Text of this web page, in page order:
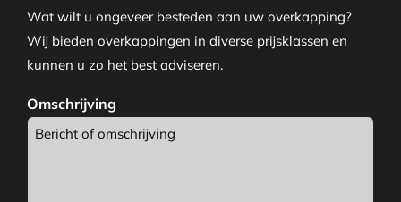
Wat wilt u ongeveer besteden aan uw overkapping?
Wij bieden overkappingen in diverse prijsklassen en
kunnen u zo het best adviseren.
Omschrijving